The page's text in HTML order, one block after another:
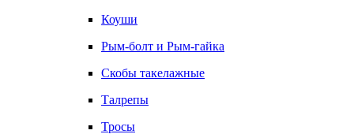
Коуши
Рым-болт и Рым-гайка
Скобы такелажные
Талрепы
Тросы